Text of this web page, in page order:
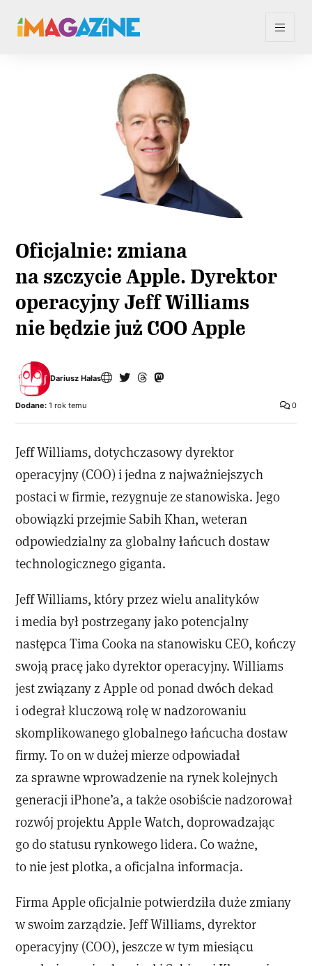
Oficjalnie: zmiana
na szczycie Apple. Dyrektor
operacyjny Jeff Williams
nie będzie już COO Apple
Dariusz Hałas
0
Dodane: 1 rok temu
Jeff Williams, dotychczasowy dyrektor
operacyjny (COO) i jedna z najważniejszych
postaci w firmie, rezygnuje ze stanowiska. Jego
obowiązki przejmie Sabih Khan, weteran
odpowiedzialny za globalny łańcuch dostaw
technologicznego giganta.
Jeff Williams, który przez wielu analityków
i media był postrzegany jako potencjalny
następca Tima Cooka na stanowisku CEO, kończy
swoją pracę jako dyrektor operacyjny. Williams
jest związany z Apple od ponad dwóch dekad
i odegrał kluczową rolę w nadzorowaniu
skomplikowanego globalnego łańcucha dostaw
firmy. To on w dużej mierze odpowiadał
za sprawne wprowadzenie na rynek kolejnych
generacji iPhone’a, a także osobiście nadzorował
rozwój projektu Apple Watch, doprowadzając
go do statusu rynkowego lidera. Co ważne,
to nie jest plotka, a oficjalna informacja.
Firma Apple oficjalnie potwierdziła duże zmiany
w swoim zarządzie. Jeff Williams, dyrektor
operacyjny (COO), jeszcze w tym miesiącu